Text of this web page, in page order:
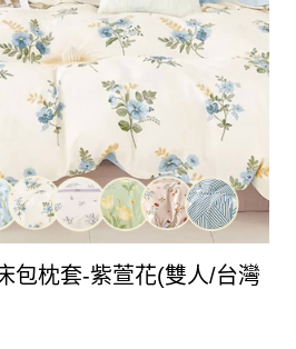
包枕套-紫萱花(雙人/台灣